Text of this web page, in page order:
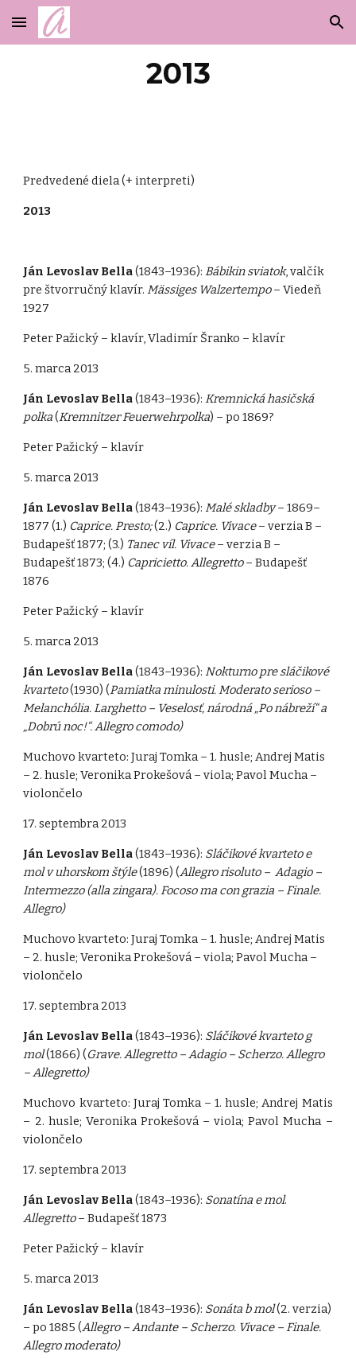
Skip to main content Skip to navigation
2013
Predvedené diela (+ interpreti)
2013
Ján Levoslav Bella(1843–1936):Bábikin sviatok, valčík
pre štvorručný klavír.Mässiges Walzertempo– Viedeň
1927
Peter Pažický – klavír, Vladimír Šranko – klavír
5. marca 2013
Ján Levoslav Bella(1843–1936):Kremnická hasičská
polka(Kremnitzer Feuerwehrpolka) – po 1869?
Peter Pažický – klavír
5. marca 2013
Ján Levoslav Bella(1843–1936):Malé skladby– 1869–
1877 (1.) Caprice. Presto;(2.) Caprice. Vivace– verzia B –
Budapešť 1877; (3.) Tanec víl. Vivace– verzia B –
Budapešť 1873; (4.) Capricietto. Allegretto– Budapešť
1876
Peter Pažický – klavír
5. marca 2013
Ján Levoslav Bella(1843–1936):Nokturno pre sláčikové
kvarteto(1930) (Pamiatka minulosti. Moderato serioso –
Melanchólia. Larghetto – Veselosť, národná „Po nábreží“ a
„Dobrú noc!“. Allegro comodo)
Muchovo kvarteto: Juraj Tomka – 1. husle; Andrej Matis
– 2. husle; Veronika Prokešová – viola; Pavol Mucha –
violončelo
17. septembra 2013
Ján Levoslav Bella(1843–1936): Sláčikové kvarteto e
mol v uhorskom štýle(1896) (Allegro risoluto – Adagio –
Intermezzo (alla zingara). Focoso ma con grazia – Finale.
Allegro)
Muchovo kvarteto: Juraj Tomka – 1. husle; Andrej Matis
– 2. husle; Veronika Prokešová – viola; Pavol Mucha –
violončelo
17. septembra 2013
Ján Levoslav Bella(1843–1936): Sláčikové kvarteto g
mol(1866) (Grave. Allegretto – Adagio – Scherzo. Allegro
– Allegretto)
Muchovo kvarteto: Juraj Tomka – 1. husle; Andrej Matis
– 2. husle; Veronika Prokešová – viola; Pavol Mucha –
violončelo
17. septembra 2013
Ján Levoslav Bella(1843–1936): Sonatína e mol.
Allegretto– Budapešť 1873
Peter Pažický – klavír
5. marca 2013
Ján Levoslav Bella(1843–1936): Sonáta b mol(2. verzia)
– po 1885 (Allegro – Andante – Scherzo. Vivace – Finale.
Allegro moderato)